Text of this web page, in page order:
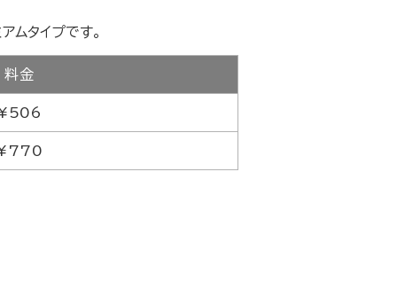
ムタイプです。
料金